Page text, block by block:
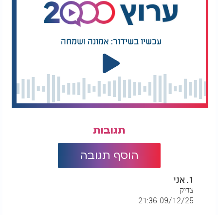
ירו לי על הרכב וזרקו לעברי אבנים ובקבוקי תבערה",
מספר קדוש, "אבל הנחישות היא זו שלוקחת אותי
"מבחינתי הימים האלו קצת יותר קשים רק מבחינה
לוגיסטית, אבל זה רק הצד הלוגיסטי. קצת יותר מאמץ,
קצת פחות שעות שינה ויותר אנרגיות, אבל בתוך הקושי
יש המון סיפוק."
"הרבה פעמים אני מקבל איזה ארגז של חטיפי אנרגיה
דברים שימושיים שיכולים לסייע ולשרת את החבר'ה,
"אני מגיע ללוחמים וגם לכאלו שהם לא לוחמים, אך ורק
כדי לתת להם חיוך ולאסוף מהם חיוך. אני לא מכיר
אותם ומעולם לא פגשתי אותם, יכול להיות שגם לא
אפגוש אותם, למרות שכל הזמן הם פוגשים אותי", אומר
עכשיו בשידור: אמונה ושמחה
תגובות
הוסף תגובה
1. אני
צדיק
09/12/25 21:36